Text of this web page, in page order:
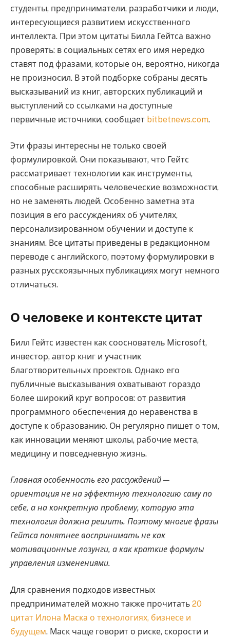
студенты, предприниматели, разработчики и люди,
интересующиеся развитием искусственного
интеллекта. При этом цитаты Билла Гейтса важно
проверять: в социальных сетях его имя нередко
ставят под фразами, которые он, вероятно, никогда
не произносил. В этой подборке собраны десять
высказываний из книг, авторских публикаций и
выступлений со ссылками на доступные
первичные источники, сообщает bitbetnews.com.
Эти фразы интересны не только своей
формулировкой. Они показывают, что Гейтс
рассматривает технологии как инструменты,
способные расширять человеческие возможности,
но не заменять людей. Особенно заметна эта
позиция в его рассуждениях об учителях,
персонализированном обучении и доступе к
знаниям. Все цитаты приведены в редакционном
переводе с английского, поэтому формулировки в
разных русскоязычных публикациях могут немного
отличаться.
О человеке и контексте цитат
Билл Гейтс известен как сооснователь Microsoft,
инвестор, автор книг и участник
благотворительных проектов. Однако его
публичные высказывания охватывают гораздо
более широкий круг вопросов: от развития
программного обеспечения до неравенства в
доступе к образованию. Он регулярно пишет о том,
как инновации меняют школы, рабочие места,
медицину и повседневную жизнь.
Главная особенность его рассуждений —
ориентация не на эффектную технологию саму по
себе, а на конкретную проблему, которую эта
технология должна решить. Поэтому многие фразы
Гейтса понятнее воспринимать не как
мотивационные лозунги, а как краткие формулы
управления изменениями.
Для сравнения подходов известных
предпринимателей можно также прочитать 20
цитат Илона Маска о технологиях, бизнесе и
будущем. Маск чаще говорит о риске, скорости и